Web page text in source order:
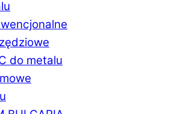
do metalu